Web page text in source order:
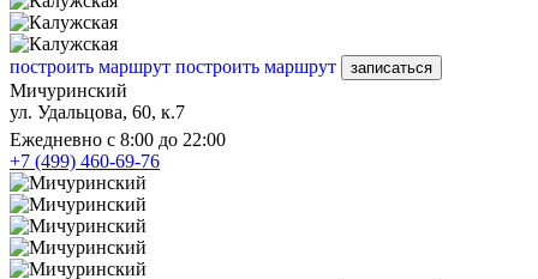
построить маршрут построить маршрут записаться
Мичуринский
ул. Удальцова, 60, к.7
Ежедневно с 8:00 до 22:00
+7 (499) 460-69-76